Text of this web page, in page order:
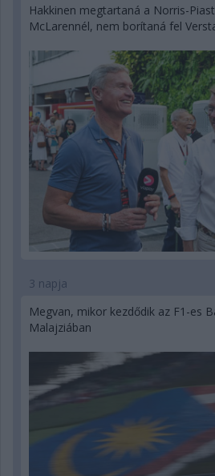
Hakkinen megtartaná a Norris-
McLarennél, nem borítaná fel
3 napja
Megvan, mikor kezdődik az F1-es
Malajziában